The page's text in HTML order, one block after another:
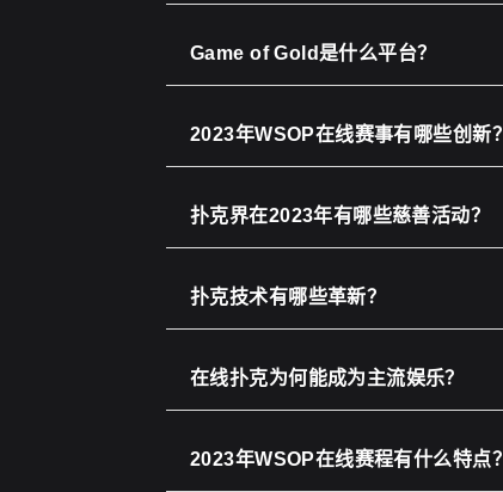
Game of Gold是什么平台？
2023年WSOP在线赛事有哪些创新？
扑克界在2023年有哪些慈善活动？
扑克技术有哪些革新？
在线扑克为何能成为主流娱乐？
2023年WSOP在线赛程有什么特点？